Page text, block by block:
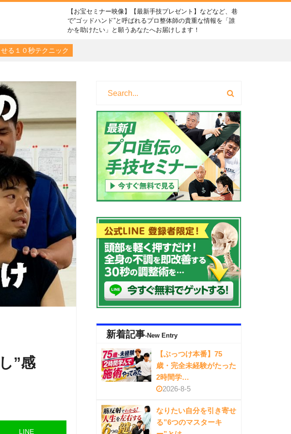
【お宝セミナー映像】【最新手技プレゼント】などなど、巷
で“ゴッドハンド”と呼ばれるプロ整体師の貴重な情報を「誰
かを助けたい」と願うあなたへお届けします！
る１０秒テクニック
”感
LINE
新着記事-New Entry
【ぶっつけ本番】75
歳・完全未経験がたった
2時間学…
2026-8-5
なりたい自分を引き寄せ
る”6つのマスターキ